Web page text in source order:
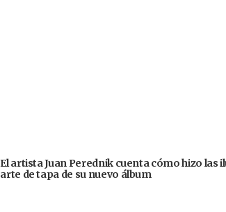
El artista Juan Perednik cuenta cómo hizo las
arte de tapa de su nuevo álbum